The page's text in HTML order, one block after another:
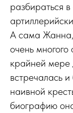
разбираться в
А сама Жанна,
очень
крайней мере
встречалась и
наивной
биографию